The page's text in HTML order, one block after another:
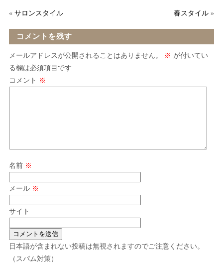
« サロンスタイル 春スタイル »
コメントを残す
メールアドレスが公開されることはありません。 ※ が付いてい
る欄は必須項目です
コメント ※
名前 ※
メール ※
サイト
日本語が含まれない投稿は無視されますのでご注意ください。
（スパム対策）